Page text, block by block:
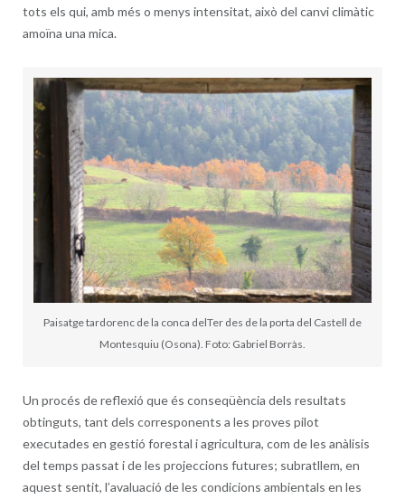
tots els qui, amb més o menys intensitat, això del canvi climàtic
amoïna una mica.
Paisatge tardorenc de la conca delTer des de la porta del Castell de
Montesquiu (Osona). Foto: Gabriel Borràs.
Un procés de reflexió que és conseqüència dels resultats
obtinguts, tant dels corresponents a les proves pilot
executades en gestió forestal i agricultura, com de les anàlisis
del temps passat i de les projeccions futures; subratllem, en
aquest sentit, l’avaluació de les condicions ambientals en les